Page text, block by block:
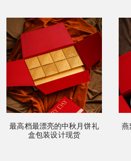
最高档最漂亮的中秋月饼礼
盒包装设计现货
燕